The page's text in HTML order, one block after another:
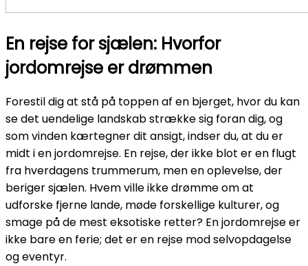
En rejse for sjælen: Hvorfor
jordomrejse er drømmen
Forestil dig at stå på toppen af en bjerget, hvor du kan
se det uendelige landskab strække sig foran dig, og
som vinden kærtegner dit ansigt, indser du, at du er
midt i en jordomrejse. En rejse, der ikke blot er en flugt
fra hverdagens trummerum, men en oplevelse, der
beriger sjælen. Hvem ville ikke drømme om at
udforske fjerne lande, møde forskellige kulturer, og
smage på de mest eksotiske retter? En jordomrejse er
ikke bare en ferie; det er en rejse mod selvopdagelse
og eventyr.